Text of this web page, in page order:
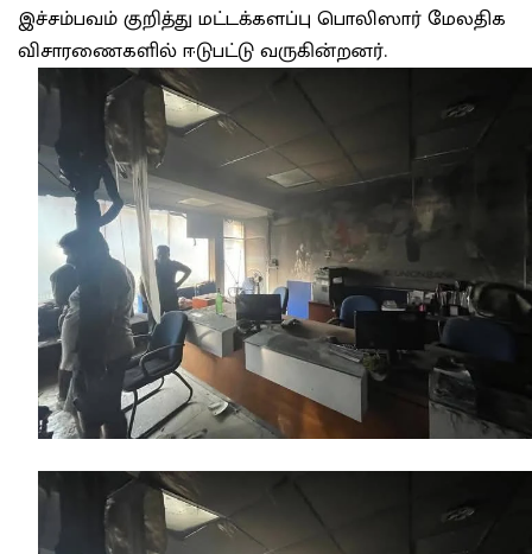
இச்சம்பவம் குறித்து மட்டக்களப்பு பொலிஸார் மேலதிக
விசாரணைகளில் ஈடுபட்டு வருகின்றனர்.